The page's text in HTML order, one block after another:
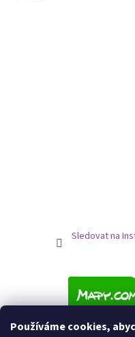
Používáme cookies,
Sledovat na